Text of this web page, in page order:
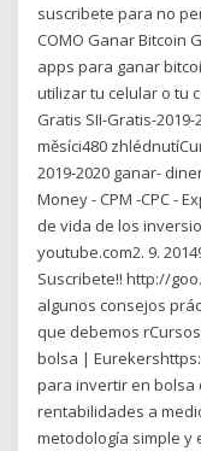
suscribete para no
COMO Ganar Bitcoin
apps para ganar
utilizar tu celular o tu
Gratis SII-Gratis-
měsíci480
2019-2020 ganar-
Money - CPM -CPC -
de vida de los
youtube.com2. 9.
Suscribete!! http://
algunos consejos
que debemos
bolsa |
para invertir en bolsa
rentabilidades a
metodología simple y